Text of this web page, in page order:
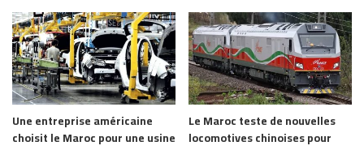
Une entreprise américaine
choisit le Maroc pour une usine
Le Maroc teste de nouvelles
locomotives chinoises pour